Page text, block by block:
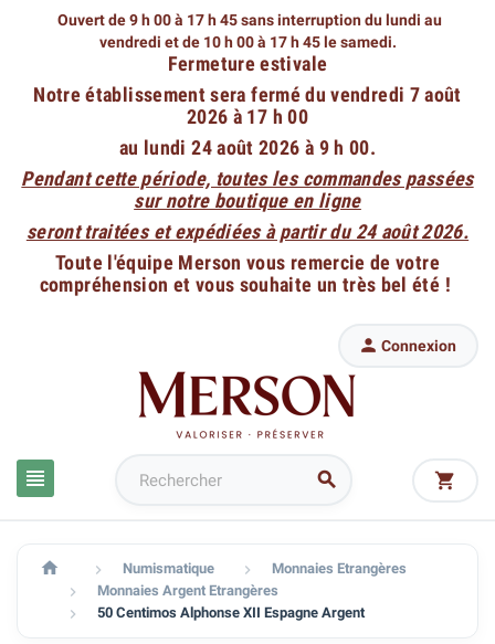
Ouvert de 9 h 00 à 17 h 45 sans interruption du lundi au
vendredi et de 10 h 00 à 17 h 45 le samedi.
Fermeture estivale
Notre établissement sera fermé du vendredi 7 août
2026 à 17 h 00
au lundi 24 août 2026 à 9 h 00.
Pendant cette période, toutes les commandes passées
sur notre boutique en ligne
seront traitées et expédiées à partir du 24 août 2026.
Toute l'équipe Merson vous remercie de votre
compréhension et vous souhaite un très bel été !
 
 Connexion

  Numismatique  Monnaies Etrangères
 Monnaies Argent Etrangères
 50 Centimos Alphonse XII Espagne Argent